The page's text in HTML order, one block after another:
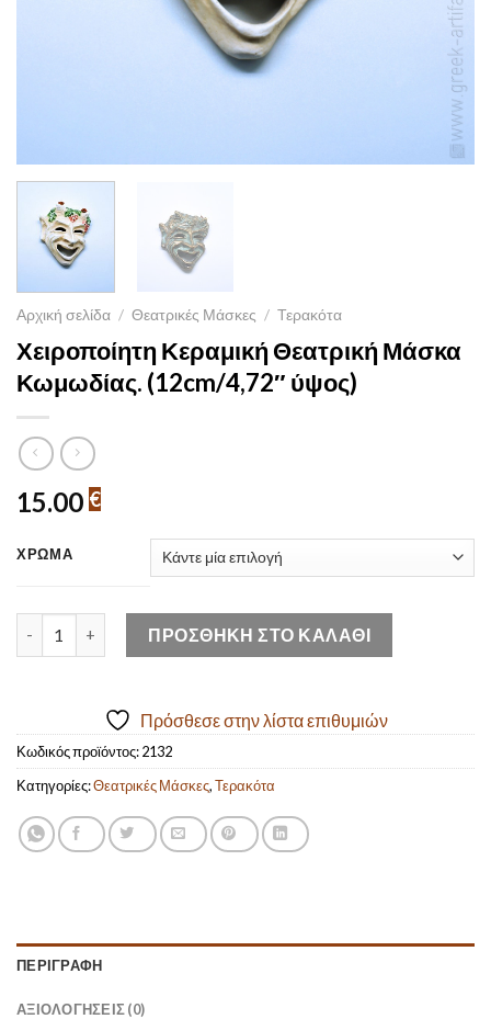
Αρχική σελίδα / Θεατρικές Μάσκες / Τερακότα
Χειροποίητη Κεραμική Θεατρική Μάσκα
Κωμωδίας. (12cm/4,72″ ύψος)
15.00 €
ΧΡΏΜΑ
Χειροποίητη Κεραμική Θεατρική Μάσκα Κωμωδίας. (12cm/
ΠΡΟΣΘΉΚΗ ΣΤΟ ΚΑΛΆΘΙ
Πρόσθεσε στην λίστα επιθυμιών
Κωδικός προϊόντος:2132
Κατηγορίες:Θεατρικές Μάσκες,Τερακότα
ΠΕΡΙΓΡΑΦΉ
ΑΞΙΟΛΟΓΉΣΕΙΣ (0)